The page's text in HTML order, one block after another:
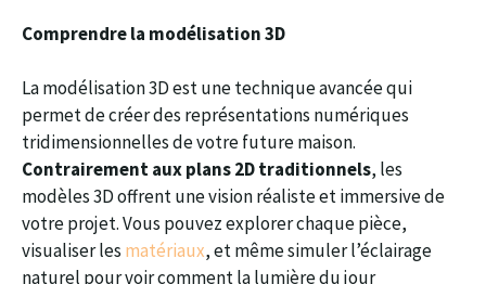
Comprendre la modélisation 3D
La modélisation 3D est une technique avancée qui
permet de créer des représentations numériques
tridimensionnelles de votre future maison.
Contrairement aux plans 2D traditionnels, les
modèles 3D offrent une vision réaliste et immersive de
votre projet. Vous pouvez explorer chaque pièce,
visualiser les matériaux, et même simuler l’éclairage
naturel pour voir comment la lumière du jour